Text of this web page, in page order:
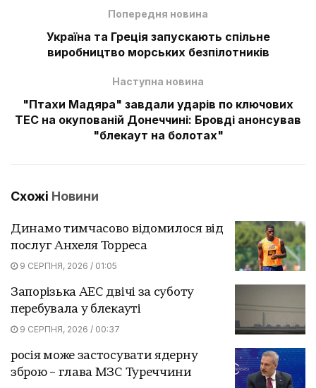
Попередня новина
Україна та Греція запускають спільне
виробництво морських безпілотників
Наступна новина
"Птахи Мадяра" завдали ударів по ключових
ТЕС на окупованій Донеччині: Бровді анонсував
"блекаут на болотах"
Схожі Новини
Динамо тимчасово відомилося від
послуг Анхеля Торреса
9 СЕРПНЯ, 2026 / 01:05
Запорізька АЕС двічі за суботу
перебувала у блекауті
9 СЕРПНЯ, 2026 / 00:37
росія може застосувати ядерну
зброю – глава МЗС Туреччини